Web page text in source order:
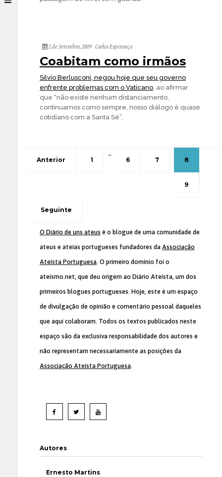
2 de Setembro, 2009 Carlos Esperança
Coabitam como irmãos
Silvio Berlusconi, negou hoje que seu governo
enfrente problemas com o Vaticano, ao afirmar
que “não existe nenhum distanciamento,
continuamos como sempre, nosso diálogo é quase
cotidiano com a Santa Sé”.
Anterior 1
…
6 7 8
9
Seguinte
O Diário de uns ateus é o blogue de uma comunidade de
ateus e ateias portugueses fundadores da Associação
Ateísta Portuguesa. O primeiro domínio foi o
ateismo.net, que deu origem ao Diário Ateísta, um dos
primeiros blogues portugueses. Hoje, este é um espaço
de divulgação de opinião e comentário pessoal daqueles
que aqui colaboram. Todos os textos publicados neste
espaço são da exclusiva responsabilidade dos autores e
não representam necessariamente as posições da
Associação Ateísta Portuguesa.
Autores
Ernesto Martins